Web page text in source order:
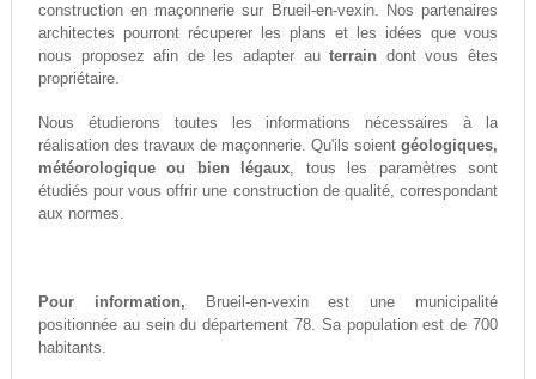
construction en maçonnerie sur Brueil-en-vexin. Nos partenaires
architectes pourront récuperer les plans et les idées que vous
nous proposez afin de les adapter auterrain dont vous êtes
propriétaire.
Nous étudierons toutes les informations nécessaires à la
réalisation des travaux de maçonnerie. Qu'ils soientgéologiques,
météorologique ou bien légaux, tous les paramètres sont
étudiés pour vous offrir une construction de qualité, correspondant
aux normes.
Pour information, Brueil-en-vexin est une municipalité
positionnée au sein du département 78. Sa population est de 700
habitants.